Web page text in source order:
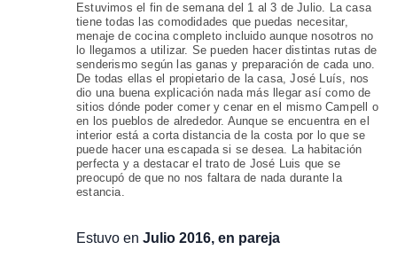
Estuvimos el fin de semana del 1 al 3 de Julio. La casa
tiene todas las comodidades que puedas necesitar,
menaje de cocina completo incluido aunque nosotros no
lo llegamos a utilizar. Se pueden hacer distintas rutas de
senderismo según las ganas y preparación de cada uno.
De todas ellas el propietario de la casa, José Luís, nos
dio una buena explicación nada más llegar así como de
sitios dónde poder comer y cenar en el mismo Campell o
en los pueblos de alrededor. Aunque se encuentra en el
interior está a corta distancia de la costa por lo que se
puede hacer una escapada si se desea. La habitación
perfecta y a destacar el trato de José Luis que se
preocupó de que no nos faltara de nada durante la
estancia.
Estuvo en Julio 2016, en pareja